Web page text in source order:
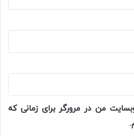
من در مرورگر برای زمانی که